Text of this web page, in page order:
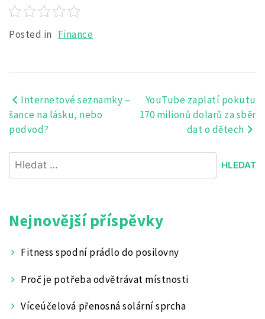
Posted in Finance
Navigace
pro
příspěvek
Internetové seznamky –
šance na lásku, nebo
podvod?
YouTube zaplatí pokutu
170 milionů dolarů za sběr
dat o dětech
Vyhledávání
Nejnovější příspěvky
Fitness spodní prádlo do posilovny
Proč je potřeba odvětrávat místnosti
Víceúčelová přenosná solární sprcha